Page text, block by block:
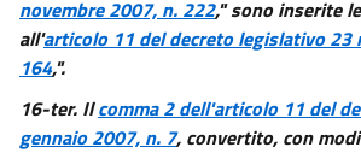
novembre 2007, n. 222," sono inserite
all'articolo 11 del decreto legislativo 23
164,".
16-ter. Ilcomma 2 dell'articolo 11 del
gennaio 2007, n. 7, convertito, con